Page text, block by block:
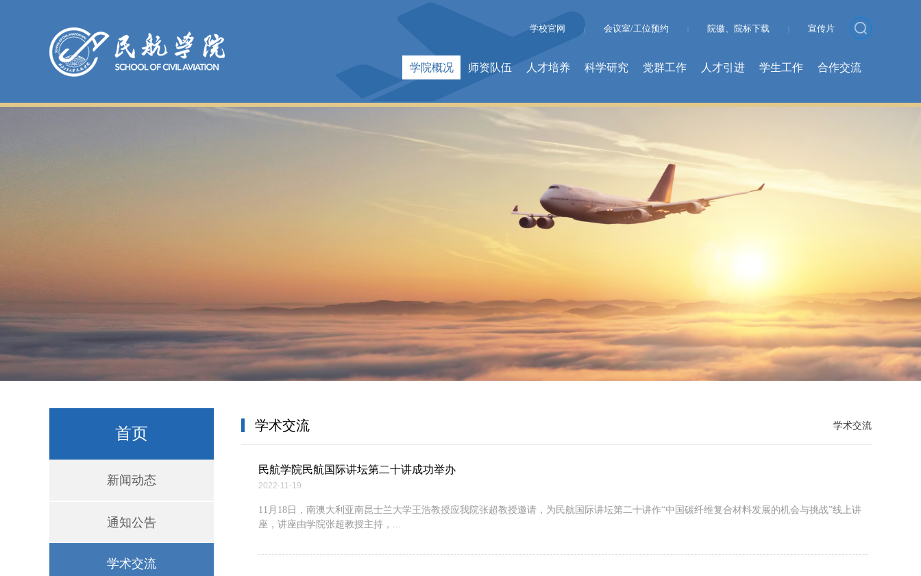
学校官网 | 会议室/工位预约 院徽、院标下载 宣传片
学院概况 师资队伍 人才培养 科学研究 党群工作 人才引进 学生工作 合作交流
首页
新闻动态
通知公告
学术交流
学术交流 学术交流
民航学院民航国际讲坛第二十讲成功举办
2022-11-19
11月18日，南澳大利亚南昆士兰大学王浩教授应我院张超教授邀请，为民航国际讲坛第二十讲作“中国碳纤维复合材料发展的机会与挑战”线上讲
座，讲座由学院张超教授主持，...